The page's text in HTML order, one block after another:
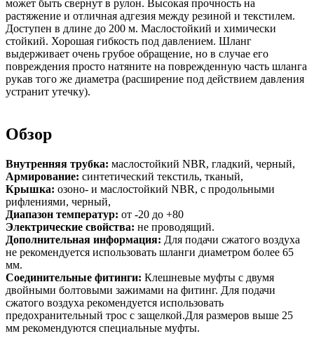
может быть свернут в рулон. Высокая прочность на
растяжение и отличная адгезия между резиной и текстилем.
Доступен в длине до 200 м. Маслостойкий и химически
стойкий. Хорошая гибкость под давлением. Шланг
выдерживает очень грубое обращение, но в случае его
повреждения просто натяните на поврежденную часть шланга
рукав того же диаметра (расширение под действием давления
устранит утечку).
Обзор
Внутренняя трубка: маслостойкий NBR, гладкий, черный,
Армирование: синтетический текстиль, тканый,
Крышка: озоно- и маслостойкий NBR, с продольными
рифлениями, черный,
Диапазон температур: от -20 до +80
Электрические свойства: не проводящий.
Дополнительная информация: Для подачи сжатого воздуха
не рекомендуется использовать шланги диаметром более 65
мм.
Соединительные фитинги: Клешневые муфты с двумя
двойными болтовыми зажимами на фитинг. Для подачи
сжатого воздуха рекомендуется использовать
предохранительный трос с защелкой.Для размеров выше 25
мм рекомендуются специальные муфты.